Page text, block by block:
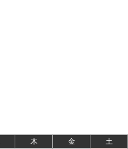
木 金
土